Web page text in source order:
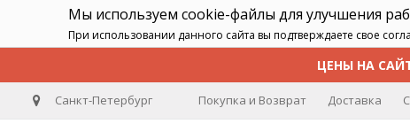
Мы используем cookie-файлы для улучшения
При использовании данного сайта вы подтверждаете свое
ЦЕНЫ НА
Санкт-Петербург Покупка и Возврат Доставка